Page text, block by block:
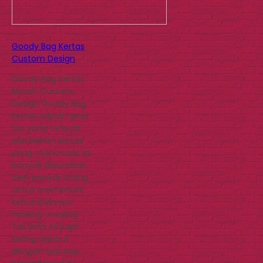
Goody Bag Kertas
Custom Design
Goody Bag Kertas
Murah Custom
Design Goody Bag
kertas adalah jenis
tas yang terbuat
dari bahan kertas
yang mana saat ini
banyak digunakan
oleh banyak orang
untuk memenuhi
kebutuhannya
masing-masing.
Tas jenis ini juga
sering disebut
dengan sebutan